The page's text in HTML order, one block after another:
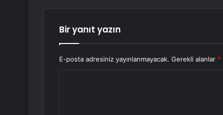
Bir yanıt yazın
E-posta adresiniz yayınlanmayacak. Gerekli alanlar *